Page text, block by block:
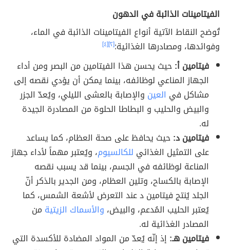
الفيتامينات الذائبة في الدهون
تُوضح النقاط الآتية أنواع الفيتامينات الذائبة في الماء،
وفوائدها، ومصادرها الغذائية:[٢] [٤]
فيتامين أ:حيث يحسن هذا الفيتامين من البصر ومن أداء
الجهاز المناعي لوظائفه، بينما يمكن أن يؤدي نقصه إلى
مشاكل في العين والإصابة بالعشى الليلي، ويُعدّ الجزر
والبيض والحليب و البطاطا الحلوة من المصادرة الجيدة
له.
فيتامين د:حيث يحافظ على صحة العظام، كما يساعد
على التمثيل الغذائي للكالسيوم، ويُعتبر مهماً لأداء جهاز
المناعة لوظائفه في الجسم، بينما قد يسبب نقصه
الإصابة بالكساح، وتلين العظام، ومن الجدير بالذكر أنّ
الجلد يُنتج فيتامين د عند التعرض لأشعة الشمس، كما
يُعتبر الحليب المُدعم، والبيض، والأسماك الزيتية من
المصادر الغذائية له.
فيتامين هـ: إذ إنّه يُعدّ من المواد المضادة للأكسدة التي